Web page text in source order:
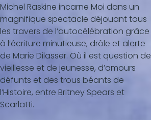
Michel Raskine incarne Moi dans un
magnifique spectacle déjouant tous
les travers de l’autocélébration grâce
à l’écriture minutieuse, drôle et alerte
de Marie Dilasser. Où il est question de
vieillesse et de jeunesse, d’amours
défunts et des trous béants de
l’Histoire, entre Britney Spears et
Scarlatti.